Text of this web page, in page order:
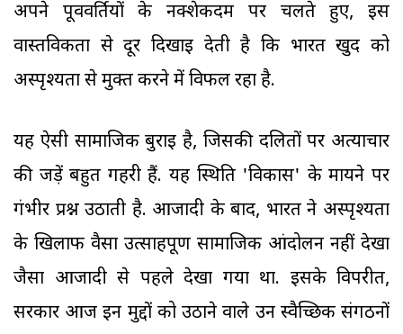
अपने पूर्ववर्तियों के नक्शेकदम पर चलते हुए, इस
वास्तविकता से दूर दिखाई देती है कि भारत खुद को
अस्पृश्यता से मुक्त करने में विफल रहा है.
यह ऐसी सामाजिक बुराई है, जिसकी दलितों पर अत्याचार
की जड़ें बहुत गहरी हैं. यह स्थिति 'विकास' के मायने पर
गंभीर प्रश्न उठाती है. आजादी के बाद, भारत ने अस्पृश्यता
के खिलाफ वैसा उत्साहपूर्ण सामाजिक आंदोलन नहीं देखा
जैसा आजादी से पहले देखा गया था. इसके विपरीत,
सरकार आज इन मुद्दों को उठाने वाले उन स्वैच्छिक संगठनों